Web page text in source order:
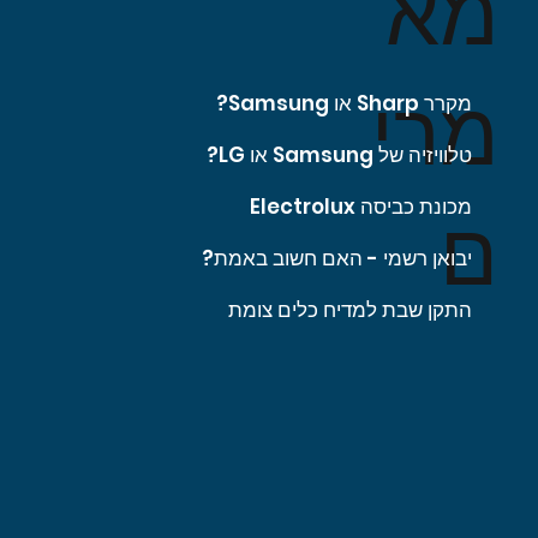
מרי
ם
מקרר Sharp או Samsung?
טלוויזיה של Samsung או LG?
מכונת כביסה Electrolux
יבואן רשמי - האם חשוב באמת?
התקן שבת למדיח כלים צומת